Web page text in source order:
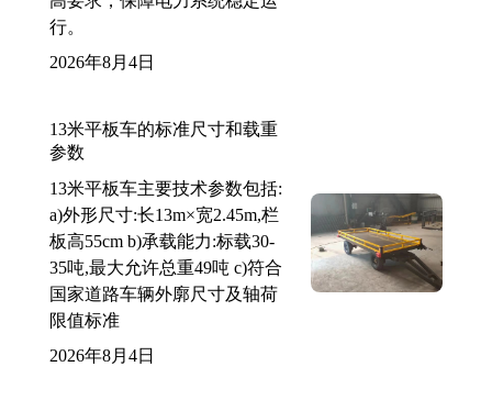
行。
2026年8月4日
13米平板车的标准尺寸和载重
参数
13米平板车主要技术参数包括:
a)外形尺寸:长13m×宽2.45m,栏
板高55cm b)承载能力:标载30-
35吨,最大允许总重49吨 c)符合
国家道路车辆外廓尺寸及轴荷
限值标准
2026年8月4日